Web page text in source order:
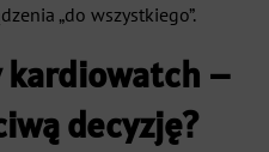
„do wszystkiego”.
kardiowatch –
decyzję?